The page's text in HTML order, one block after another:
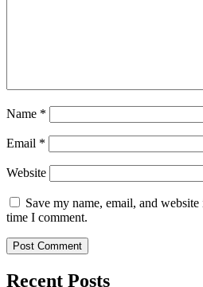
Name *
Email *
Website
Save my name, email, and
time I comment.
Recent Posts